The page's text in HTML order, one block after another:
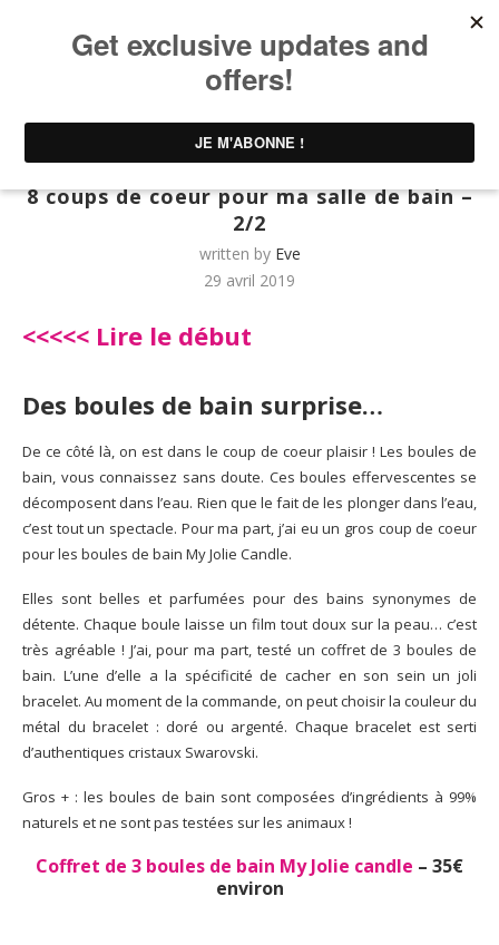
UNTIBEBE FAMILY | Famille & Lifestyle
Femme UNTIBEBE FAMILY | Famille & Lifestyle
8 coups de coeur pour ma salle de bain –
2/2
written by Eve
29 avril 2019
<<<<< Lire le début
Des boules de bain surprise…
De ce côté là, on est dans le coup de coeur plaisir ! Les boules de
bain, vous connaissez sans doute. Ces boules effervescentes se
décomposent dans l’eau. Rien que le fait de les plonger dans l’eau,
c’est tout un spectacle. Pour ma part, j’ai eu un gros coup de coeur
pour les boules de bain My Jolie Candle.
Elles sont belles et parfumées pour des bains synonymes de
détente. Chaque boule laisse un film tout doux sur la peau… c’est
très agréable ! J’ai, pour ma part, testé un coffret de 3 boules de
bain. L’une d’elle a la spécificité de cacher en son sein un joli
bracelet. Au moment de la commande, on peut choisir la couleur du
métal du bracelet : doré ou argenté. Chaque bracelet estserti
d’authentiques cristaux Swarovski.
Gros + : les boules de bain sont composées d’ingrédients à 99%
naturels et ne sont pas testées sur les animaux !
Coffret de 3 boules de bain My Jolie candle – 35€
environ